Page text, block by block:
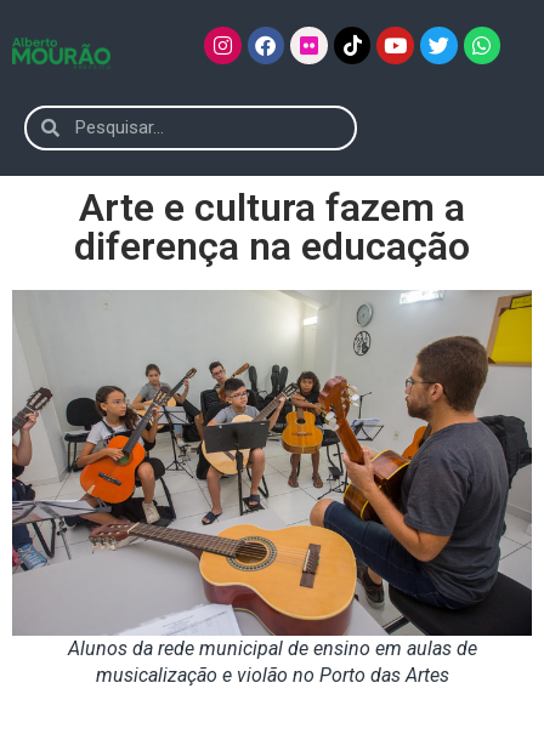
Arte e cultura fazem a
diferença na educação
Alunos da rede municipal de ensino em aulas de
musicalização e violão no Porto das Artes